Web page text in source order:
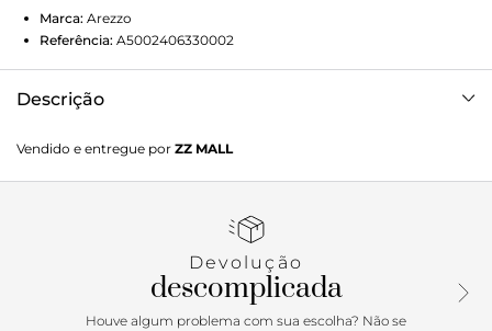
Marca: Arezzo
Referência: A5002406330002
Descrição
formato estruturado, acabamento macio e costuras em
matelassê curvas. Traz alça em corrente metálica dupla
na parte superior por metais vazados. Possui fecho em
aço e flor dourada metálica sobreposta.
Vendido e entregue por ZZ MALL
Devolução
descomplicada
Houve algum problema com sua escolha? Não se